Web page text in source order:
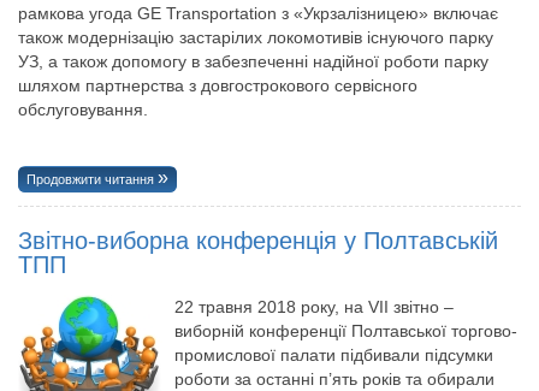
рамкова угода GE Transportation з «Укрзалізницею» включає
також модернізацію застарілих локомотивів існуючого парку
УЗ, а також допомогу в забезпеченні надійної роботи парку
шляхом партнерства з довгострокового сервісного
обслуговування.
Продовжити читання
Звітно-виборна конференція у Полтавській
ТПП
22 травня 2018 року, на VII звітно –
виборній конференції Полтавської торгово-
промислової палати підбивали підсумки
роботи за останні п’ять років та обирали